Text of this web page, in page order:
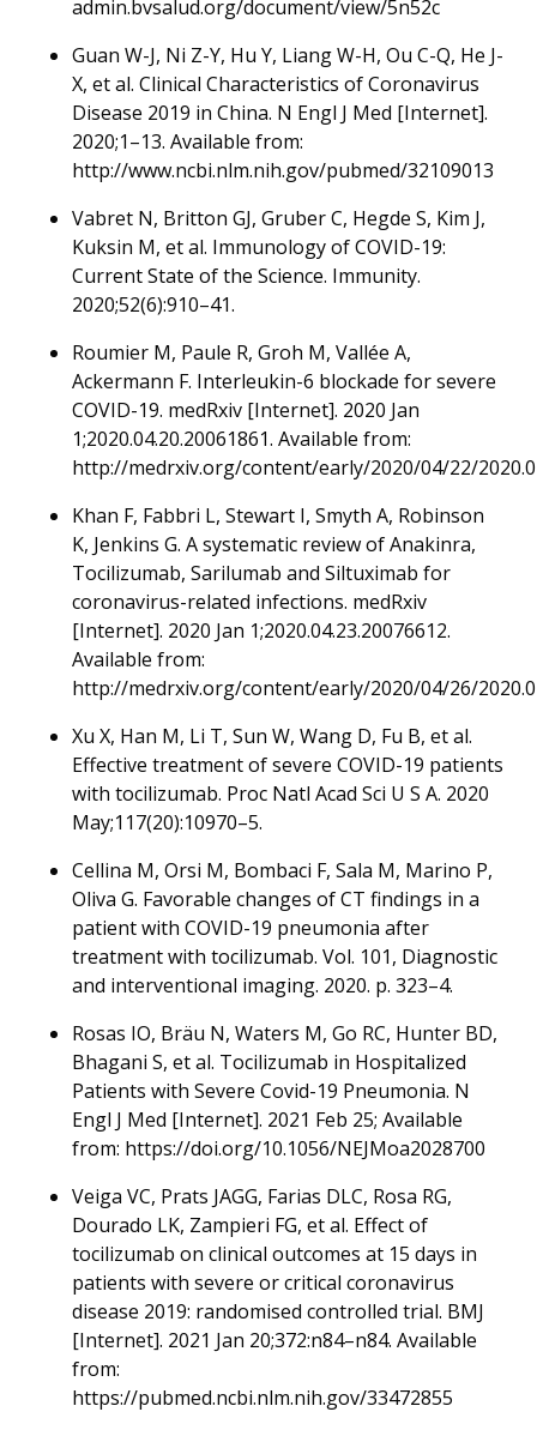
admin.bvsalud.org/document/view/5n52c
Guan W-J, Ni Z-Y, Hu Y, Liang W-H, Ou C-Q, He J-
X, et al. Clinical Characteristics of Coronavirus
Disease 2019 in China. N Engl J Med [Internet].
2020;1–13. Available from:
http://www.ncbi.nlm.nih.gov/pubmed/32109013
Vabret N, Britton GJ, Gruber C, Hegde S, Kim J,
Kuksin M, et al. Immunology of COVID-19:
Current State of the Science. Immunity.
2020;52(6):910–41.
Roumier M, Paule R, Groh M, Vallée A,
Ackermann F. Interleukin-6 blockade for severe
COVID-19. medRxiv [Internet]. 2020 Jan
1;2020.04.20.20061861. Available from:
http://medrxiv.org/content/early/2020/04/22/
Khan F, Fabbri L, Stewart I, Smyth A, Robinson
K, Jenkins G. A systematic review of Anakinra,
Tocilizumab, Sarilumab and Siltuximab for
coronavirus-related infections. medRxiv
[Internet]. 2020 Jan 1;2020.04.23.20076612.
Available from:
http://medrxiv.org/content/early/2020/04/26/
Xu X, Han M, Li T, Sun W, Wang D, Fu B, et al.
Effective treatment of severe COVID-19 patients
with tocilizumab. Proc Natl Acad Sci U S A. 2020
May;117(20):10970–5.
Cellina M, Orsi M, Bombaci F, Sala M, Marino P,
Oliva G. Favorable changes of CT findings in a
patient with COVID-19 pneumonia after
treatment with tocilizumab. Vol. 101, Diagnostic
and interventional imaging. 2020. p. 323–4.
Rosas IO, Bräu N, Waters M, Go RC, Hunter BD,
Bhagani S, et al. Tocilizumab in Hospitalized
Patients with Severe Covid-19 Pneumonia. N
Engl J Med [Internet]. 2021 Feb 25; Available
from: https://doi.org/10.1056/NEJMoa2028700
Veiga VC, Prats JAGG, Farias DLC, Rosa RG,
Dourado LK, Zampieri FG, et al. Effect of
tocilizumab on clinical outcomes at 15 days in
patients with severe or critical coronavirus
disease 2019: randomised controlled trial. BMJ
[Internet]. 2021 Jan 20;372:n84–n84. Available
from:
https://pubmed.ncbi.nlm.nih.gov/33472855